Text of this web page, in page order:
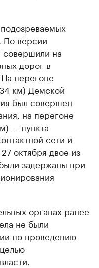
По версии
совершили на
дорог в
перегоне
км) Демской
был совершен
на перегоне
— пункта
сети и
октября двое из
задержаны при
органах ранее
не были
по проведению